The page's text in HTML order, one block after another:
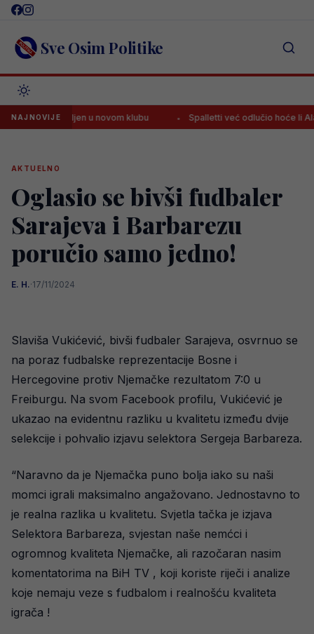
Skip
content Sve Osim Politike
NAJNOVIJEu novom klubu Spalletti već odlučio hoće li
AKTUELNO
Oglasio se bivši fudbaler
Sarajeva i Barbarezu
poručio samo jedno!
E. H.·17/11/2024
Slaviša Vukićević, bivši fudbaler Sarajeva, osvrnuo se
na poraz fudbalske reprezentacije Bosne i
Hercegovine protiv Njemačke rezultatom 7:0 u
Freiburgu. Na svom Facebook profilu, Vukićević je
ukazao na evidentnu razliku u kvalitetu između dvije
selekcije i pohvalio izjavu selektora Sergeja Barbareza.
“Naravno da je Njemačka puno bolja iako su naši
momci igrali maksimalno angažovano. Jednostavno to
je realna razlika u kvalitetu. Svjetla tačka je izjava
Selektora Barbareza, svjestan naše nemćci i
ogromnog kvaliteta Njemačke, ali razočaran nasim
komentatorima na BiH TV , koji koriste riječi i analize
koje nemaju veze s fudbalom i realnošću kvaliteta
igrača !